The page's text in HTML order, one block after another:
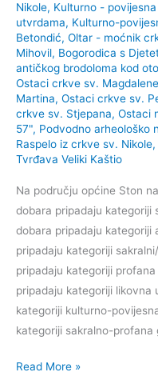
Nikole, Kulturno -
utvrdama, Kulturno-
Betondić, Oltar - moćnik
Mihovil, Bogorodica s
antičkog brodoloma kod
Ostaci crkve sv.
Martina, Ostaci crkve sv.
crkve sv. Stjepana, Ostaci
57", Podvodno arheološko
Raspelo iz crkve sv. Nikole,
Tvrđava Veliki Kaštio
Na području općine Ston
dobara pripadaju kategoriji
dobara pripadaju kategoriji
pripadaju kategoriji
pripadaju kategoriji
pripadaju kategoriji likovna
kategoriji kulturno-
kategoriji sakralno-profana
Kulturna
Read More »